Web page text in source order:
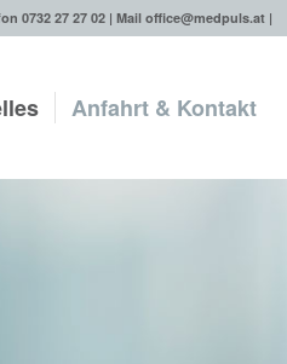
0732 27 27 02 | Mailoffice@medpuls.at|
Anfahrt & Kontakt